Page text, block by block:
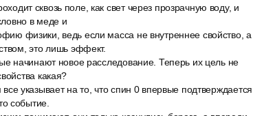
сквозь поле, как свет через прозрачную воду, и
в меде и
физики, ведь если масса не внутреннее свойство, а
это лишь эффект.
начинают новое расследование. Теперь их цель не
какая?
указывает на то, что спин 0 впервые подтверждается
событие.